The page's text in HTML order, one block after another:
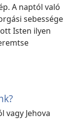
A naptól való
sebessége
Isten ilyen
vagy Jehova